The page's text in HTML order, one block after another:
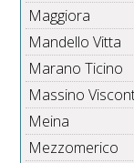
Maggiora
Mandello Vitta
Marano Ticino
Massino
Meina
Mezzomerico